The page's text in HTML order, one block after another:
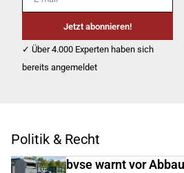
Jetzt abonnieren!
✓ Über 4.000 Experten haben sich
bereits angemeldet
Politik & Recht
bvse warnt vor